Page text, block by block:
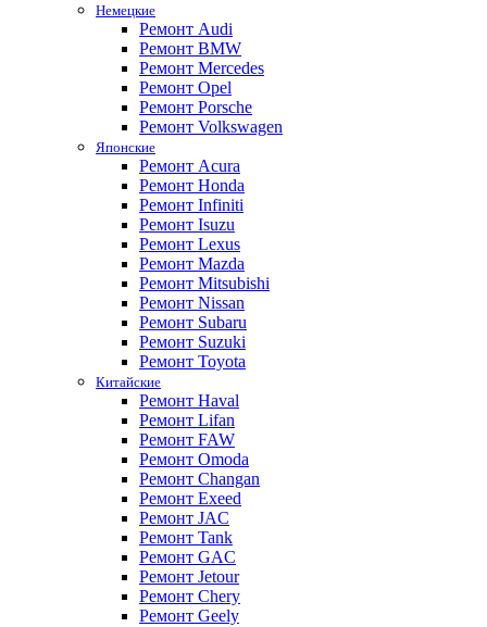
Немецкие
Ремонт Audi
Ремонт BMW
Ремонт Mercedes
Ремонт Opel
Ремонт Porsche
Ремонт Volkswagen
Японские
Ремонт Acura
Ремонт Honda
Ремонт Infiniti
Ремонт Isuzu
Ремонт Lexus
Ремонт Mazda
Ремонт Mitsubishi
Ремонт Nissan
Ремонт Subaru
Ремонт Suzuki
Ремонт Toyota
Китайские
Ремонт Haval
Ремонт Lifan
Ремонт FAW
Ремонт Omoda
Ремонт Changan
Ремонт Exeed
Ремонт JAC
Ремонт Tank
Ремонт GAC
Ремонт Jetour
Ремонт Chery
Ремонт Geely